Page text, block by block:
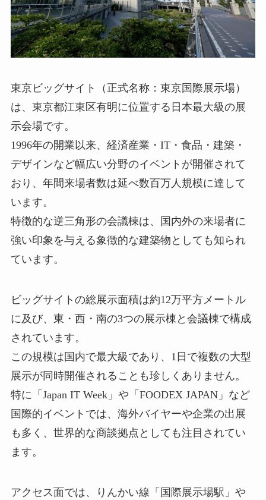
東京ビッグサイト（正式名称：東京国際展示場）
は、東京都江東区有明に位置する日本最大級の展
示会場です。
1996年の開業以来、経済産業・IT・食品・建築・
デザインなど幅広い分野のイベントが開催されて
おり、年間来場者数は延べ数百万人規模に達して
います。
特徴的な逆三角形の会議棟は、国内外の来場者に
強い印象を与える象徴的な建築物としても知られ
ています。
ビッグサイトの総展示面積は約12万平方メートル
に及び、東・西・南の3つの展示棟と会議棟で構成
されています。
この規模は国内で最大級であり、1日で複数の大型
展示が同時開催されることも珍しくありません。
特に「Japan IT Week」や「FOODEX JAPAN」など
国際的イベントでは、海外バイヤーや企業の出展
も多く、世界的な商談拠点としても注目されてい
ます。
アクセス面では、りんかい線「国際展示場駅」や